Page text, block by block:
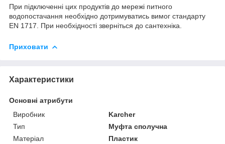
При підключенні цих продуктів до мережі питного
водопостачання необхідно дотримуватись вимог стандарту
EN 1717. При необхідності зверніться до сантехніка.
Приховати
Характеристики
Основні атрибути
Виробник
Karcher
Тип
Муфта сполучна
Матеріал
Пластик